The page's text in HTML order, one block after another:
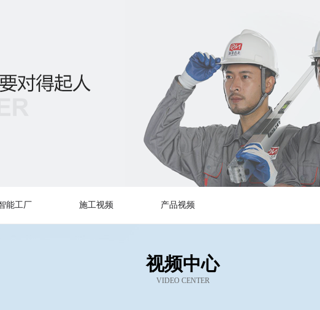
能工厂 施工视频 产品视频
视频中心
VIDEO CENTER